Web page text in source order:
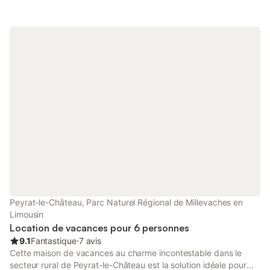
Peyrat-le-Château, Parc Naturel Régional de Millevaches en
Limousin
Location de vacances pour 6 personnes
9.1Fantastique⋅7 avis
Cette maison de vacances au charme incontestable dans le
secteur rural de Peyrat-le-Château est la solution idéale pour